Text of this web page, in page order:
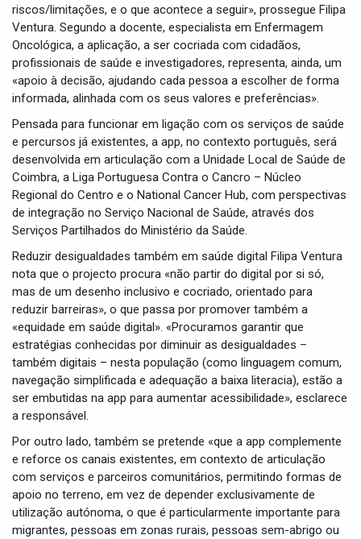
riscos/limitações, e o que acontece a seguir», prossegue Filipa
Ventura. Segundo a docente, especialista em Enfermagem
Oncológica, a aplicação, a ser cocriada com cidadãos,
profissionais de saúde e investigadores, representa, ainda, um
«apoio à decisão, ajudando cada pessoa a escolher de forma
informada, alinhada com os seus valores e preferências».
Pensada para funcionar em ligação com os serviços de saúde
e percursos já existentes, a app, no contexto português, será
desenvolvida em articulação com a Unidade Local de Saúde de
Coimbra, a Liga Portuguesa Contra o Cancro – Núcleo
Regional do Centro e o National Cancer Hub, com perspectivas
de integração no Serviço Nacional de Saúde, através dos
Serviços Partilhados do Ministério da Saúde.
Reduzir desigualdades também em saúde digital Filipa Ventura
nota que o projecto procura «não partir do digital por si só,
mas de um desenho inclusivo e cocriado, orientado para
reduzir barreiras», o que passa por promover também a
«equidade em saúde digital». «Procuramos garantir que
estratégias conhecidas por diminuir as desigualdades –
também digitais – nesta população (como linguagem comum,
navegação simplificada e adequação a baixa literacia), estão a
ser embutidas na app para aumentar acessibilidade», esclarece
a responsável.
Por outro lado, também se pretende «que a app complemente
e reforce os canais existentes, em contexto de articulação
com serviços e parceiros comunitários, permitindo formas de
apoio no terreno, em vez de depender exclusivamente de
utilização autónoma, o que é particularmente importante para
migrantes, pessoas em zonas rurais, pessoas sem-abrigo ou